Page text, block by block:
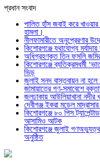
প্রধান সংবাদ
পালিত হাঁস জবাই করে
হামলা।
নীলফামারীতে অনুপ্রেরণার
কিশোরগঞ্জে যথাযোগ্য
অধিগ্রহণকৃত তিন ফসলি জমির
কিশোরগঞ্জে ব্যতিক্রমধর্মী
ভিড়
জুলাই সনদ বাস্তবায়ন না
জামায়াতের গণ-সমাবেশে
জলঢাকায় আউলিয়াখানা নদীর
দেবীগঞ্জ ইকরা মডেল
কিশোরগঞ্জে ৮০ পিস
আসামিও আটক
কিশোরগঞ্জে জুলাই
অনুষ্ঠিত